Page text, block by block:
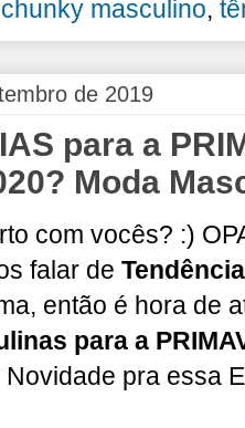
masculino,
de 2019
para a
Moda
com vocês? :)
falar de
então é hora de
para a
pra essa